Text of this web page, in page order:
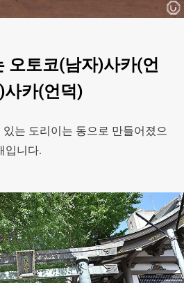
오토코(남자)사카(언
사카(언덕)
는 도리이는 동으로 만들어졌으
입니다.